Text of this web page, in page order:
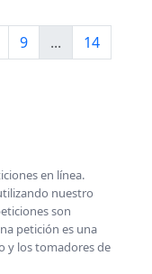
9 ...
14
en línea.
nuestro
son
petición es una
y los tomadores de